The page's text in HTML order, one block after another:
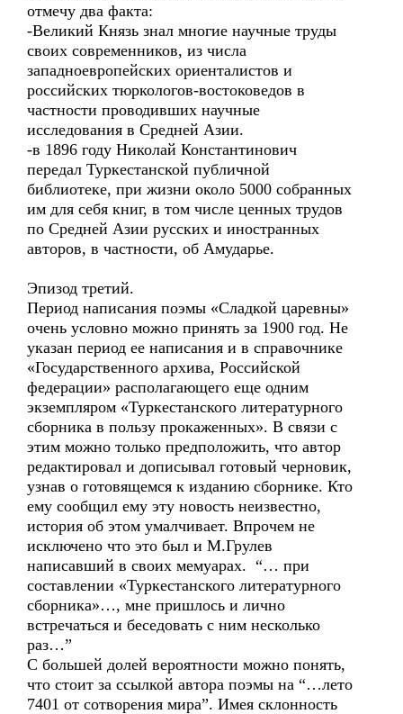
отмечу два факта:
-Великий Князь знал многие научные труды
своих современников, из числа
западноевропейских ориенталистов и
российских тюркологов-востоковедов в
частности проводивших научные
исследования в Средней Азии.
-в 1896 году Николай Константинович
передал Туркестанской публичной
библиотеке, при жизни около 5000 собранных
им для себя книг, в том числе ценных трудов
по Средней Азии русских и иностранных
авторов, в частности, об Амударье.
Эпизод третий.
Период написания поэмы «Сладкой царевны»
очень условно можно принять за 1900 год. Не
указан период ее написания и в справочнике
«Государственного архива, Российской
федерации» располагающего еще одним
экземпляром «Туркестанского литературного
сборника в пользу прокаженных». В связи с
этим можно только предположить, что автор
редактировал и дописывал готовый черновик,
узнав о готовящемся к изданию сборнике. Кто
ему сообщил ему эту новость неизвестно,
история об этом умалчивает. Впрочем не
исключено что это был и М.Грулев
написавший в своих мемуарах. “… при
составлении «Туркестанского литературного
сборника»…, мне пришлось и лично
встречаться и беседовать с ним несколько
раз…”
С большей долей вероятности можно понять,
что стоит за ссылкой автора поэмы на “…лето
7401 от сотворения мира”. Имея склонность